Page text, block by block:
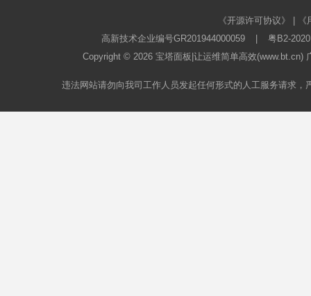
《开源许可协议》
高新技术企业编号GR201944000059
粤B2-
Copyright © 2026 宝塔面板 |让运维简单高效
违法网站请勿向我司工作人员发起任何形式的人工服务请求，